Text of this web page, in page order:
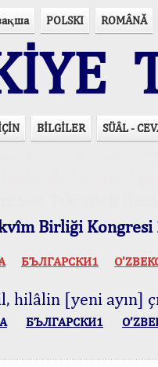
POLSKI ROMÂNĂ
BİLGİLER SÜÂL -
Birliği Kongresi
БЪЛГАРСКИ1
hilâlin [yeni ayın]
БЪЛГАРСКИ1